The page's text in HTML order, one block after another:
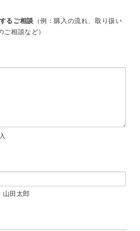
るご相談 （例：購入の流れ、取り扱い
相談など）
田太郎